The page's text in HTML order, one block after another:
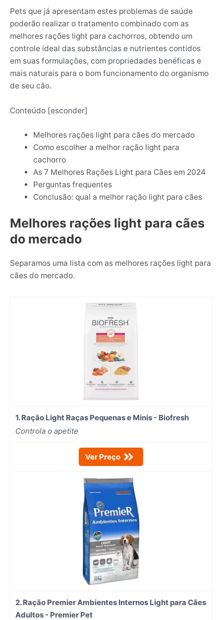
Pets que já apresentam estes problemas de saúde
poderão realizar o tratamento combinado com as
melhores rações light para cachorros, obtendo um
controle ideal das substâncias e nutrientes contidos
em suas formulações, com propriedades benéficas e
mais naturais para o bom funcionamento do organismo
de seu cão.
Conteúdo [esconder]
Melhores rações light para cães do mercado
Como escolher a melhor ração light para
cachorro
As 7 Melhores Rações Light para Cães em 2024
Perguntas frequentes
Conclusão: qual a melhor ração light para cães
Melhores rações light para cães
do mercado
Separamos uma lista com as melhores rações light para
cães do mercado.
1. Ração Light Raças Pequenas e Minis - Biofresh
Controla o apetite
Ver Preço
2. Ração Premier Ambientes Internos Light para Cães
Adultos - Premier Pet